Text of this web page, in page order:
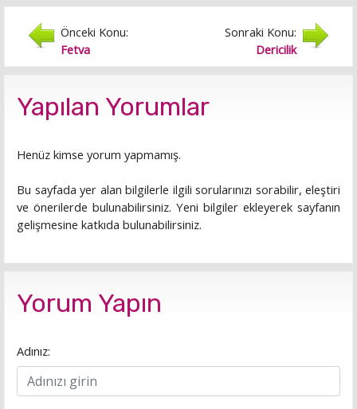
Önceki Konu:
Fetva
Sonraki Konu:
Dericilik
Yapılan Yorumlar
Henüz kimse yorum yapmamış.
Bu sayfada yer alan bilgilerle ilgili sorularınızı sorabilir, eleştiri
ve önerilerde bulunabilirsiniz. Yeni bilgiler ekleyerek sayfanın
gelişmesine katkıda bulunabilirsiniz.
Yorum Yapın
Adınız: